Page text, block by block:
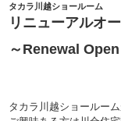
タカラ川越ショールーム
リニューアルオ
～Renewal
タカラ川越ショールー